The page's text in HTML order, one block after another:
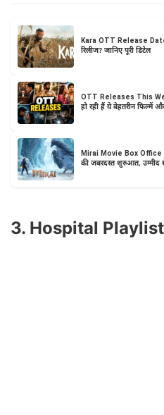
Kara OTT Release
रिलीज? जानिए पूरी डिटेल
OTT Releases This
हो रही हैं ये बेहतरीन फिल्में
Mirai Movie Box Office
की जबरदस्त शुरुआत, उम्मीद से
3. Hospital Playlist